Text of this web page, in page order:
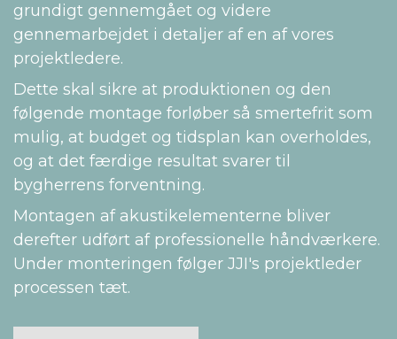
grundigt gennemgået og videre
gennemarbejdet i detaljer af en af vores
projektledere.
Dette skal sikre at produktionen og den
følgende montage forløber så smertefrit som
mulig, at budget og tidsplan kan overholdes,
og at det færdige resultat svarer til
bygherrens forventning.
Montagen af akustikelementerne bliver
derefter udført af professionelle håndværkere.
Under monteringen følger JJI's projektleder
processen tæt.